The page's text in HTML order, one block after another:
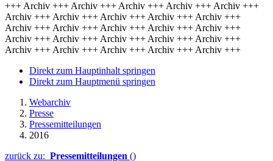
+++ Archiv +++ Archiv +++ Archiv +++ Archiv +++ Archiv +++
Archiv +++ Archiv +++ Archiv +++ Archiv +++ Archiv +++
Archiv +++ Archiv +++ Archiv +++ Archiv +++ Archiv +++
Archiv +++ Archiv +++ Archiv +++ Archiv +++ Archiv +++
Archiv +++ Archiv +++ Archiv +++ Archiv +++ Archiv +++
Direkt zum Hauptinhalt springen
Direkt zum Hauptmenü springen
Webarchiv
Presse
Pressemitteilungen
2016
zurück zu: Pressemitteilungen ()